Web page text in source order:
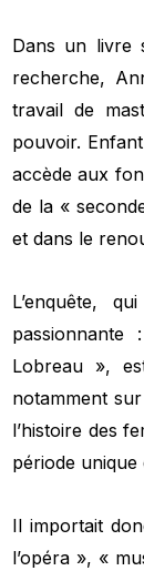
Dans un livre
recherche,
travail de
pouvoir.
accède aux
de la «
et dans le
L’enquête,
Lobreau »,
notamment
l’histoire des
période unique
Il importait
l’opéra », «